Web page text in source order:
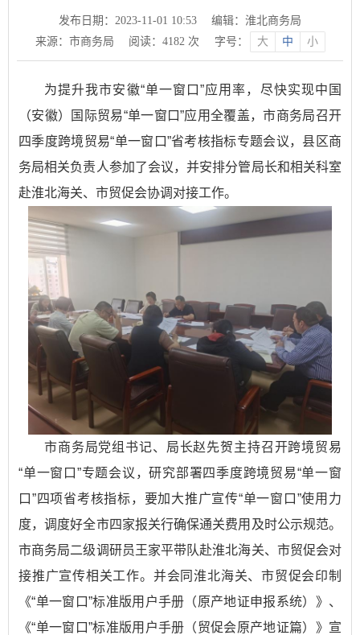
发布日期：2023-11-01 10:53
编辑：淮北商务局
来源：市商务局
阅读： 4182次 字号： 大 中 小
为提升我市安徽“单一窗口”应用率，尽快实现中国
（安徽）国际贸易“单一窗口”应用全覆盖，市商务局召开
四季度跨境贸易“单一窗口”省考核指标专题会议，县区商
务局相关负责人参加了会议，并安排分管局长和相关科室
赴淮北海关、市贸促会协调对接工作。
市商务局党组书记、局长赵先贺主持召开跨境贸易
“单一窗口”专题会议，研究部署四季度跨境贸易“单一窗
口”四项省考核指标，要加大推广宣传“单一窗口”使用力
度，调度好全市四家报关行确保通关费用及时公示规范。
市商务局二级调研员王家平带队赴淮北海关、市贸促会对
接推广宣传相关工作。并会同淮北海关、市贸促会印制
《“单一窗口”标准版用户手册（原产地证申报系统）》、
《“单一窗口”标准版用户手册（贸促会原产地证篇）》宣